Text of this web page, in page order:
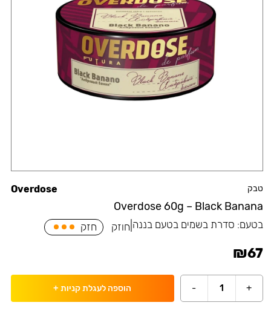
טבק
Overdose 60g – Black Banana
Overdose
בטעם: סדרת בשמים בטעם בננה חוזק חזק
₪67
+
1
- הוספה לעגלת קניות +